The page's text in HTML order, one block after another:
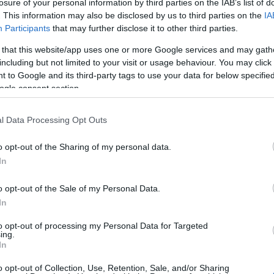
of your personal information by third parties on the IAB’s list of
This information may also be disclosed by us to third parties on the
Participants that may further disclose it to other third parties.
that this website/app uses one or more Google services and may
but not limited to your visit or usage behaviour. You may
to Google and its third-party tags to use your data for below
consent section.
Data Processing Opt Outs
opt-out of the Sharing of my personal data.
opt-out of the Sale of my Personal Data.
opt-out of processing my Personal Data for Targeted
opt-out of Collection, Use, Retention, Sale, and/or Sharing
kézifegyvergyártás első termékeit a felhasználónak, az MH
Katonai Rendészeti Központ katonáinak. Az CZ-től vásárolt
licensz alapján, először cseh alkatrészekből magyar (HM
Arzenál) összeszerelés…